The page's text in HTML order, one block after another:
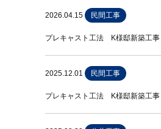
2026.04.15 民間工事
プレキャスト工法 K様邸新築工事
2025.12.01 民間工事
プレキャスト工法 K様邸新築工事